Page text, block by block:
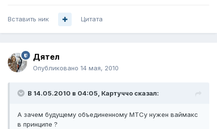
Вставить ник Цитата
Дятел
Опубликовано 14 мая, 2010
В 14.05.2010 в 04:05, Картуччо сказал:
А зачем будущему объединенному МТСу нужен ваймакс
в принципе ?